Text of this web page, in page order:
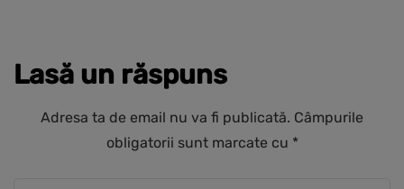
Lasă un răspuns
Adresa ta de email nu va fi publicată. Câmpurile
obligatorii sunt marcate cu *